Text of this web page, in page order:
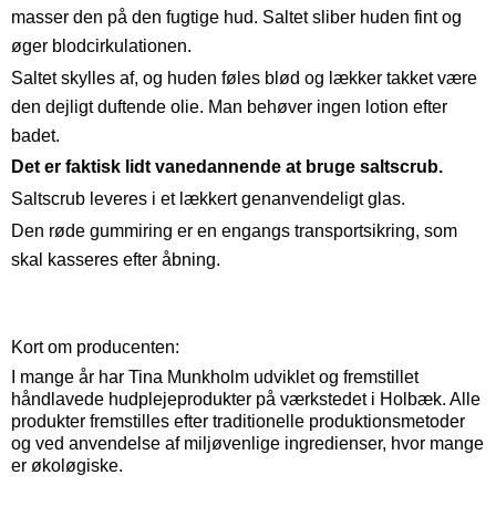
masser den på den fugtige hud. Saltet sliber huden fint og
øger blodcirkulationen.
Saltet skylles af, og huden føles blød og lækker takket være
den dejligt duftende olie. Man behøver ingen lotion efter
badet.
Det er faktisk lidt vanedannende at bruge saltscrub.
Saltscrub leveres i et lækkert genanvendeligt glas.
Den røde gummiring er en engangs transportsikring, som
skal kasseres efter åbning.
Kort om producenten:
I mange år har Tina Munkholm udviklet og fremstillet
håndlavede hudplejeprodukter på værkstedet i Holbæk. Alle
produkter fremstilles efter traditionelle produktionsmetoder
og ved anvendelse af miljøvenlige ingredienser, hvor mange
er økoløgiske.